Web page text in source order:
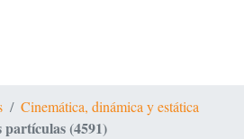
Cinemática, dinámica y estática
partículas (4591)